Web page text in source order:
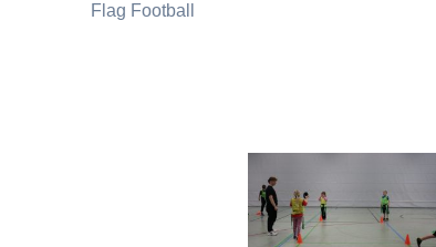
Flag Football